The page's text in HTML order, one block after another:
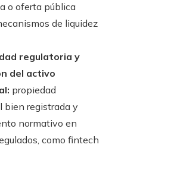
o oferta pública
de liquidez
regulatoria y
del activo
propiedad
bien registrada y
normativo en
como fintech